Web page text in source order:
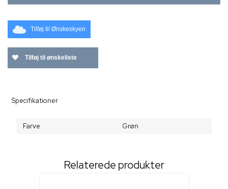
Tilføj til Ønskeskyen
Tilføj til ønskeliste
Specifikationer
Farve Grøn
Relaterede produkter